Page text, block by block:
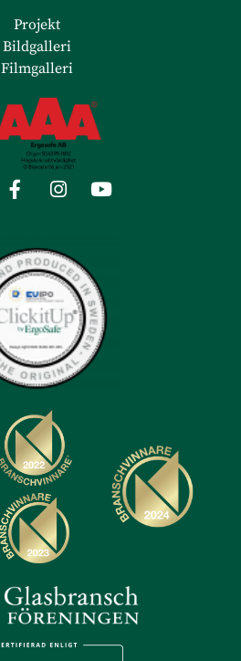
Projekt
Bildgalleri
Filmgalleri